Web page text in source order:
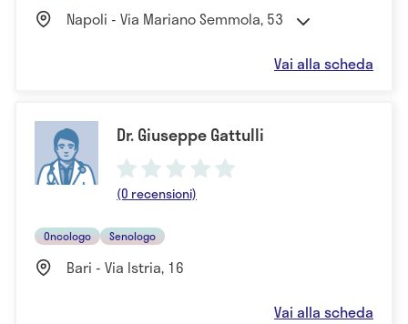
Napoli - Via Mariano Semmola, 53
Vai alla scheda
Dr. Giuseppe Gattulli
(0 recensioni)
Oncologo Senologo
Bari - Via Istria, 16
Vai alla scheda